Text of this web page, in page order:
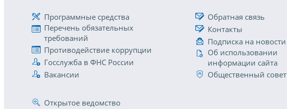
Программные средства
Перечень обязательных
требований
Противодействие коррупции
Госслужба в ФНС России
Вакансии
Обратная связь
Контакты
Подписка на новости
Об использовании
информации сайта
Общественный совет
Открытое ведомство